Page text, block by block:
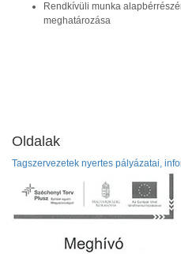
Rendkívüli munka
meghatározása
Oldalak
Tagszervezetek nyertes pályázatai,